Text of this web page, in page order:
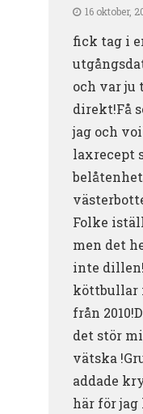
16 oktober,
fick tag i
och var ju
direkt!Få
jag och
laxrecept
Folke
men det
inte
köttbullar
från
det stör
vätska
addade
här för jag